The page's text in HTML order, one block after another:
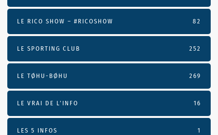
LE RICO SHOW – #RICOSHOW 82
LE SPORTING CLUB 252
LE TØHU-BØHU 269
LE VRAI DE L’INFO 16
LES 5 INFOS 1